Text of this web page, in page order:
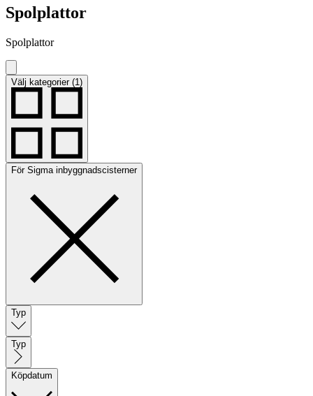
Spolplattor
Spolplattor
Välj kategorier (1)
För Sigma inbyggnadscisterner
Typ
Typ
Köpdatum